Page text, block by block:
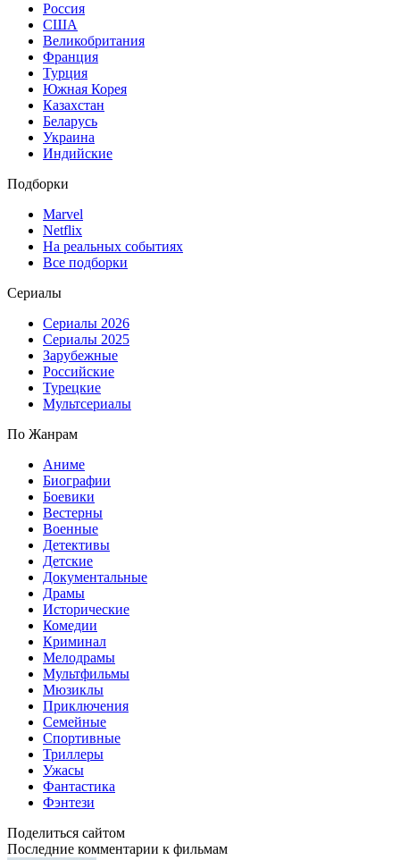
Россия
США
Великобритания
Франция
Турция
Южная Корея
Казахстан
Беларусь
Украина
Индийские
Подборки
Marvel
Netflix
На реальных событиях
Все подборки
Сериалы
Сериалы 2026
Сериалы 2025
Зарубежные
Российские
Турецкие
Мультсериалы
По Жанрам
Аниме
Биографии
Боевики
Вестерны
Военные
Детективы
Детские
Документальные
Драмы
Исторические
Комедии
Криминал
Мелодрамы
Мультфильмы
Мюзиклы
Приключения
Семейные
Спортивные
Триллеры
Ужасы
Фантастика
Фэнтези
Поделиться сайтом
Последние комментарии к фильмам